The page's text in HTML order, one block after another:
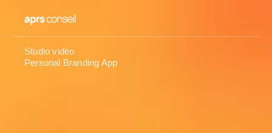
Personal Branding App
Studio vidéo